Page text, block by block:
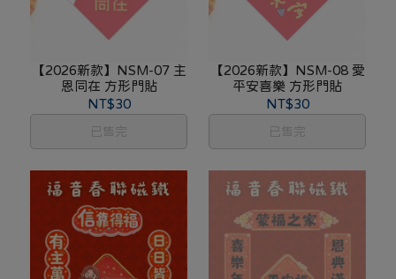
【2026新款】NSM-07 主
恩同在 方形門貼
NT$30
已售完
【2026新款】NSM-08 愛
平安喜樂 方形門貼
NT$30
已售完